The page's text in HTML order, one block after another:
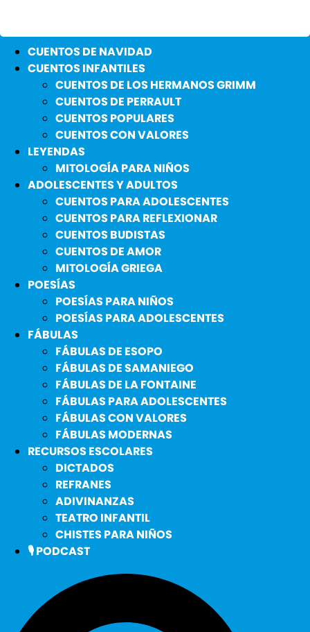
CUENTOS DE NAVIDAD
CUENTOS INFANTILES
CUENTOS DE LOS HERMANOS GRIMM
CUENTOS DE PERRAULT
CUENTOS POPULARES
CUENTOS CON VALORES
LEYENDAS
MITOLOGÍA PARA NIÑOS
ADOLESCENTES Y ADULTOS
CUENTOS PARA ADOLESCENTES
CUENTOS PARA REFLEXIONAR
CUENTOS BUDISTAS
CUENTOS DE AMOR
MITOLOGÍA GRIEGA
POESÍAS
POESÍAS PARA NIÑOS
POESÍAS PARA ADOLESCENTES
FÁBULAS
FÁBULAS DE ESOPO
FÁBULAS DE SAMANIEGO
FÁBULAS DE LA FONTAINE
FÁBULAS PARA ADOLESCENTES
FÁBULAS CON VALORES
FÁBULAS MODERNAS
RECURSOS ESCOLARES
DICTADOS
REFRANES
ADIVINANZAS
TEATRO INFANTIL
CHISTES PARA NIÑOS
🎙️ PODCAST